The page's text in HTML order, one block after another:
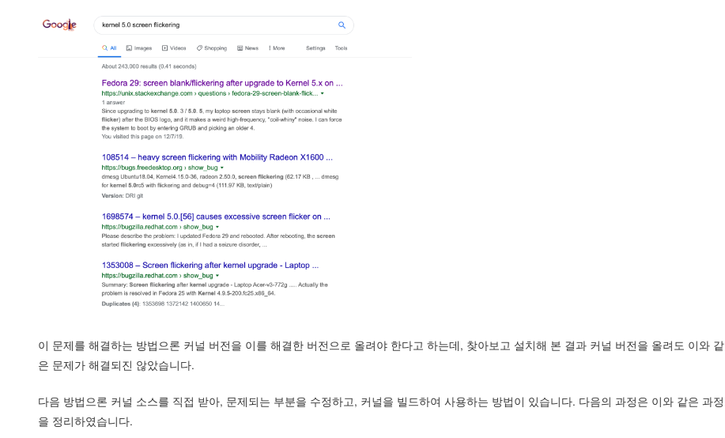
이 문제를 해결하는 방법으론 커널 버전을 이를 해결한 버전으로 올려야 한다고 하는데, 찾아보고 설치해 본 결과 커널 버전을 올려도 이와 같
은 문제가 해결되진 않았습니다.
다음 방법으론 커널 소스를 직접 받아, 문제되는 부분을 수정하고, 커널을 빌드하여 사용하는 방법이 있습니다. 다음의 과정은 이와 같은 과정
을 정리하였습니다.